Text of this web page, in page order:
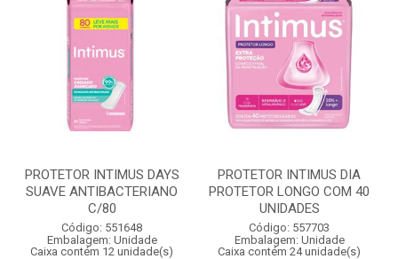
PROTETOR INTIMUS DAYS
SUAVE ANTIBACTERIANO
C/80
Código: 551648
Embalagem: Unidade
Caixa contém 12 unidade(s)
PROTETOR INTIMUS DIA
PROTETOR LONGO COM 40
UNIDADES
Código: 557703
Embalagem: Unidade
Caixa contém 24 unidade(s)